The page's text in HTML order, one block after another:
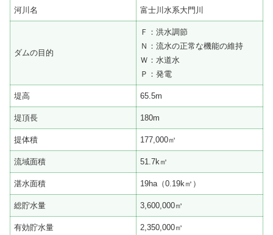
河川名 富士川水系大門川
ダムの目的
Ｆ：洪水調節
Ｎ：流水の正常な機能の維持
Ｗ：水道水
Ｐ：発電
堤高 65.5m
堤頂長 180m
提体積 177,000㎥
流域面積 51.7k㎡
湛水面積 19ha（0.19k㎡）
総貯水量 3,600,000㎥
有効貯水量 2,350,000㎥